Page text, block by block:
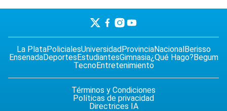
La PlataPolicialesUniversidadProvinciaNacionalBerisso
EnsenadaDeportesEstudiantesGimnasia¿Qué Hago?Begum
TecnoEntretenimiento
Términos y Condiciones
Políticas de privacidad
Directrices IA